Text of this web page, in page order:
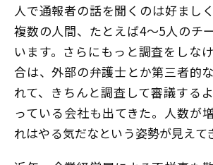
人で通報者の話を聞くのは好まし
複数の人間、たとえば4～5人のチ
います。さらにもっと調査をしな
合は、外部の弁護士とか第三者的
れて、きちんと調査して審議する
っている会社も出てきた。人数が
れはやる気だなという姿勢が見えて